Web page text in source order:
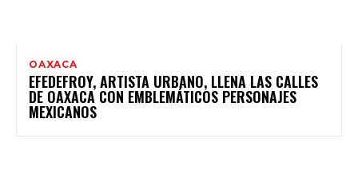
OAXACA
EFEDEFROY, ARTISTA URBANO, LLENA LAS CALLES
DE OAXACA CON EMBLEMÁTICOS PERSONAJES
MEXICANOS